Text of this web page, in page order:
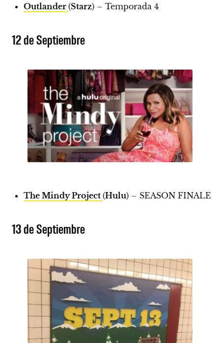
Outlander (Starz) – Temporada 4
12 de Septiembre
The Mindy Project (Hulu) – SEASON FINALE
13 de Septiembre